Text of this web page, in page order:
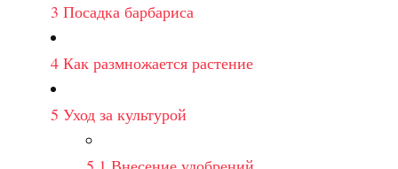
3 Посадка барбариса
4 Как размножается растение
5 Уход за культурой